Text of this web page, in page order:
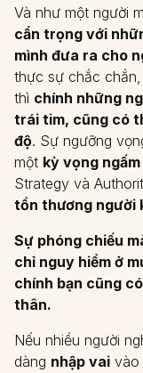
Và như một người
cẩn trọng với
mình đưa ra cho
thực sự chắc
thì chính những
trái tim, cũng có
độ. Sự ngưỡng
một kỳ vọng
Strategy và
tổn thương người
Sự phóng chiếu
chỉ nguy hiểm ở
chính bạn cũng
thân.
Nếu nhiều người
dàng nhập vai vào